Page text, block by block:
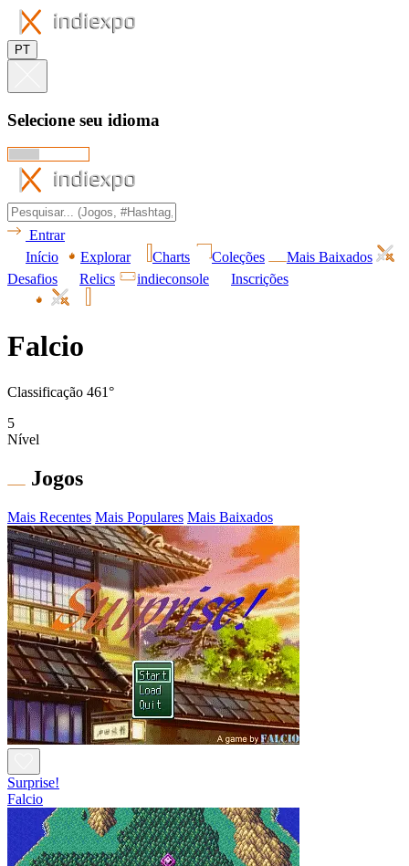
PT
Selecione seu idioma
Entrar
Início
Explorar Charts Coleções
Mais Baixados
Desafios
Relics indieconsole Inscrições
Falcio
Classificação 461°
5
Nível
Jogos
Mais Recentes Mais Populares Mais Baixados
Surprise!
Falcio